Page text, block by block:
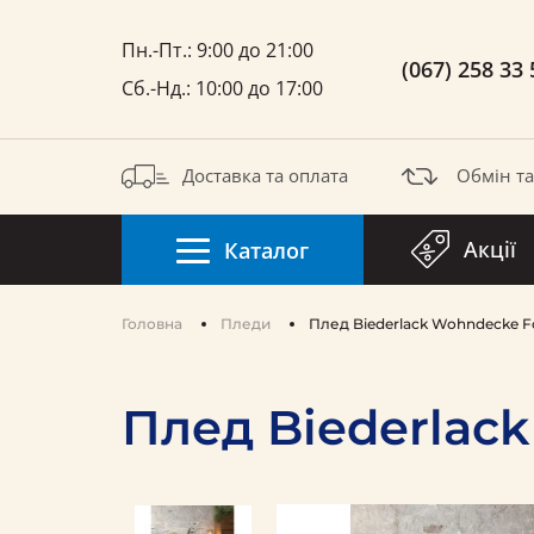
Пн.-Пт.: 9:00 до 21:00
Сб.-Нд.: 10:00 до 17:00
(067) 258 33
Доставка та оплата Обмін
Каталог Акції
Головна Пледи Плед Biederlack Wohndecke
Плед